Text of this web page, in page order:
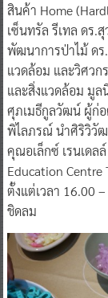
สินค้า Home
เซ็นทรัล รีเทล ดร.
พัฒนาการป่าไม้ ด
แวดล้อม และวิศวก
และสิ่งแวดล้อม มู
ศุภเมธีกูลวัฒน์ ผู้ก่อ
พิไลภรณ์ นำศิริวิวัฒ
คุณอเล็กซ์ เรนเดล
Education Centre
ตั้งแต่เวลา 16.00
ชิดลม